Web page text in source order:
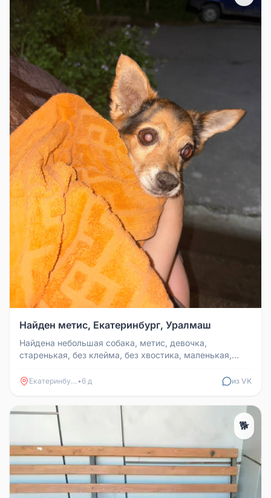
Найден метис, Екатеринбург, Уралмаш
Найдена небольшая собака, метис, девочка,
старенькая, без клейма, без хвостика, маленькая,
Екатеринбург •6 д из VK
🐕